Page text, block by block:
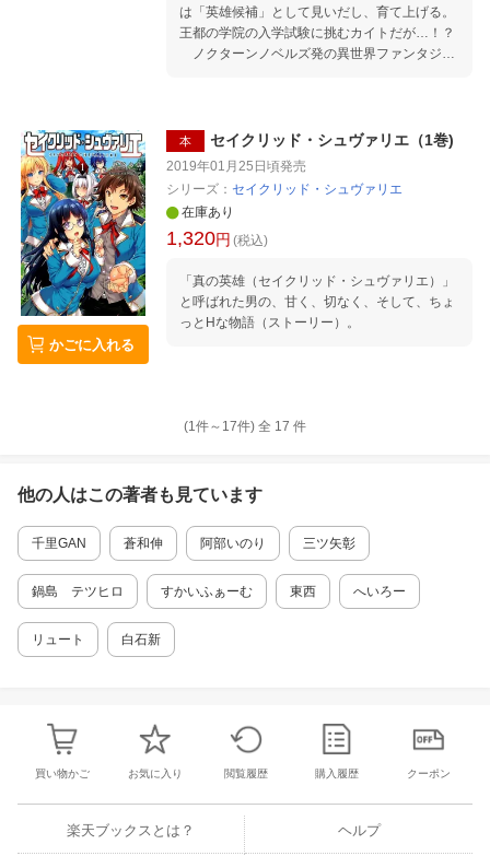
は「英雄候補」として見いだし、育て上げる。
王都の学院の入学試験に挑むカイトだが…！？
ノクターンノベルズ発の異世界ファンタジー
かごに入れる
本 セイクリッド・シュヴァリエ（1巻)
2019年01月25日頃発売
シリーズ： セイクリッド・シュヴァリエ
在庫あり
1,320円 (税込)
「真の英雄（セイクリッド・シュヴァリエ）」
と呼ばれた男の、甘く、切なく、そして、ちょ
っとHな物語（ストーリー）。
(1件～ 17件) 全 17 件
他の人はこの著者も見ています
千里GAN 蒼和伸 阿部いのり 三ツ矢彰
鍋島 テツヒロ すかいふぁーむ 東西 へいろー
リュート 白石新
買い物かご お気に入り 閲覧履歴 購入履歴 クーポン
楽天ブックスとは？ ヘルプ